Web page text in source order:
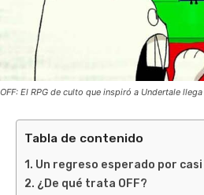
OFF: El RPG de culto que inspiró a Undertale
Tabla de contenido
Un regreso esperado por
¿De qué trata OFF?